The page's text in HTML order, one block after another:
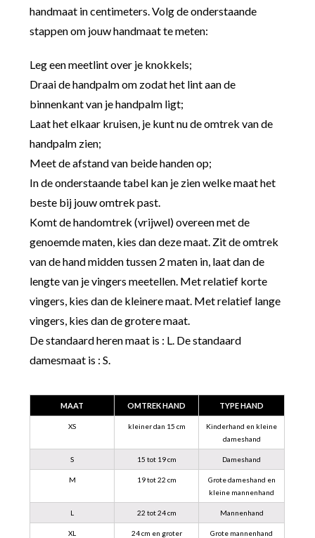
handmaat in centimeters. Volg de onderstaande
stappen om jouw handmaat te meten:
Leg een meetlint over je knokkels;
Draai de handpalm om zodat het lint aan de
binnenkant van je handpalm ligt;
Laat het elkaar kruisen, je kunt nu de omtrek van de
handpalm zien;
Meet de afstand van beide handen op;
In de onderstaande tabel kan je zien welke maat het
beste bij jouw omtrek past.
Komt de handomtrek (vrijwel) overeen met de
genoemde maten, kies dan deze maat. Zit de omtrek
van de hand midden tussen 2 maten in, laat dan de
lengte van je vingers meetellen. Met relatief korte
vingers, kies dan de kleinere maat. Met relatief lange
vingers, kies dan de grotere maat.
De standaard heren maat is : L. De standaard
damesmaat is : S.
MAAT OMTREK HAND TYPE HAND
XS kleiner dan 15 cm
Kinderhand en kleine
dameshand
S 15 tot 19 cm Dameshand
M 19 tot 22 cm
Grote dameshand en
kleine mannenhand
L 22 tot 24 cm Mannenhand
XL 24 cm en groter Grote mannenhand